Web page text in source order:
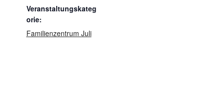
Veranstaltungskateg
orie:
Familienzentrum Juli